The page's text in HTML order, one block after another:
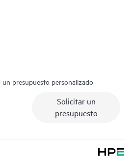
presupuesto personalizado
Solicitar un
presupuesto